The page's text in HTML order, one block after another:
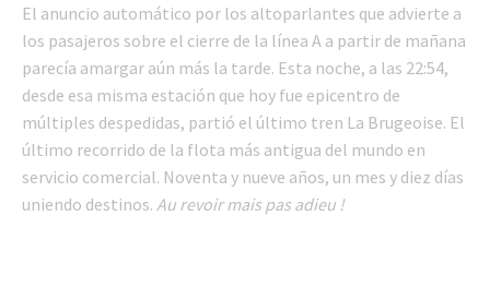
El anuncio automático por los altoparlantes que advierte a
los pasajeros sobre el cierre de la línea A a partir de mañana
parecía amargar aún más la tarde. Esta noche, a las 22:54,
desde esa misma estación que hoy fue epicentro de
múltiples despedidas, partió el último tren La Brugeoise. El
último recorrido de la flota más antigua del mundo en
servicio comercial. Noventa y nueve años, un mes y diez días
uniendo destinos. Au revoir mais pas adieu !